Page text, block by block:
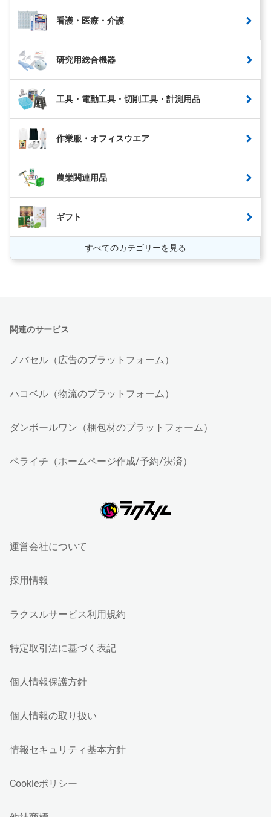
看護・医療・介護
研究用総合機器
工具・電動工具・切削工具・計測用品
作業服・オフィスウエア
農業関連用品
ギフト
すべてのカテゴリーを見る
関連のサービス
ノバセル（広告のプラットフォーム）
ハコベル（物流のプラットフォーム）
ダンボールワン（梱包材のプラットフォーム）
ペライチ（ホームページ作成/予約/決済）
運営会社について
採用情報
ラクスルサービス利用規約
特定取引法に基づく表記
個人情報保護方針
個人情報の取り扱い
情報セキュリティ基本方針
Cookieポリシー